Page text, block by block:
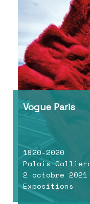
Vogue Paris
1920-2020
Palais
2 octobre
Expositions